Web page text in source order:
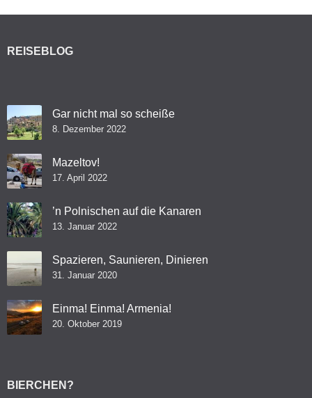
REISEBLOG
Gar nicht mal so scheiße
8. Dezember 2022
Mazeltov!
17. April 2022
’n Polnischen auf die Kanaren
13. Januar 2022
Spazieren, Saunieren, Dinieren
31. Januar 2020
Einma! Einma! Armenia!
20. Oktober 2019
BIERCHEN?